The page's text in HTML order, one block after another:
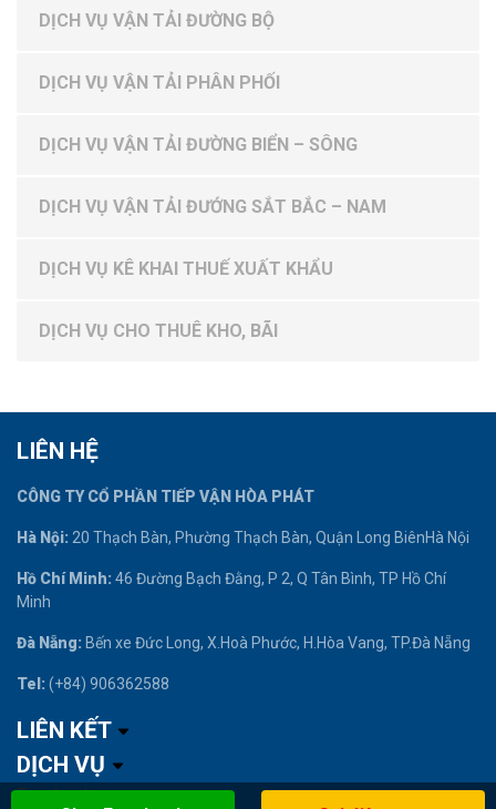
DỊCH VỤ VẬN TẢI ĐƯỜNG BỘ
DỊCH VỤ VẬN TẢI PHÂN PHỐI
DỊCH VỤ VẬN TẢI ĐƯỜNG BIỂN – SÔNG
DỊCH VỤ VẬN TẢI ĐƯỚNG SẮT BẮC – NAM
DỊCH VỤ KÊ KHAI THUẾ XUẤT KHẨU
DỊCH VỤ CHO THUÊ KHO, BÃI
LIÊN HỆ
CÔNG TY CỔ PHẦN TIẾP VẬN HÒA PHÁT
Hà Nội: 20 Thạch Bàn, Phường Thạch Bàn, Quận Long BiênHà Nội
Hồ Chí Minh: 46 Đường Bạch Đằng, P 2, Q Tân Bình, TP Hồ Chí
Minh
Đà Nẵng: Bến xe Đức Long, X.Hoà Phước, H.Hòa Vang, TP.Đà Nẵng
Tel: (+84) 906362588
LIÊN KẾT
DỊCH VỤ
Facebook